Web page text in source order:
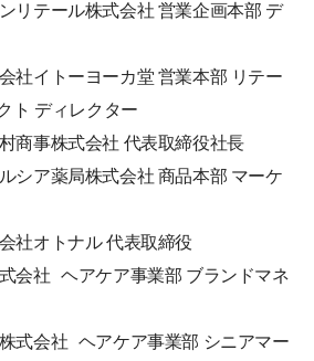
リテール株式会社 営業企画本部 デ
社イトーヨーカ堂 営業本部 リテー
ト ディレクター
商事株式会社 代表取締役社長
シア薬局株式会社 商品本部 マーケ
社オトナル 代表取締役
式会社 ヘアケア事業部 ブランドマネ
株式会社 ヘアケア事業部 シニアマー